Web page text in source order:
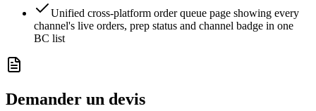
Unified cross-platform order queue page showing every
channel's live orders, prep status and channel badge in one
BC list
Demander un devis